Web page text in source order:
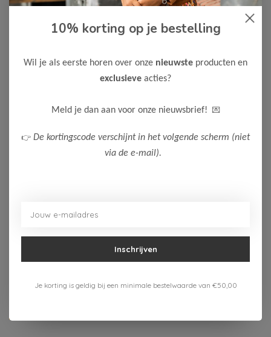
Bekijken
Koko Noko
Sweater
Bekijken
10% korting op je bestelling
Wil je als eerste horen over onze nieuwste producten en
exclusieve acties?
Meld je dan aan voor onze nieuwsbrief! 💌
👉 De kortingscode verschijnt in het volgende scherm (niet
via de e-mail).
Inschrijven
Je korting is geldig bij een minimale bestelwaarde van €50,00